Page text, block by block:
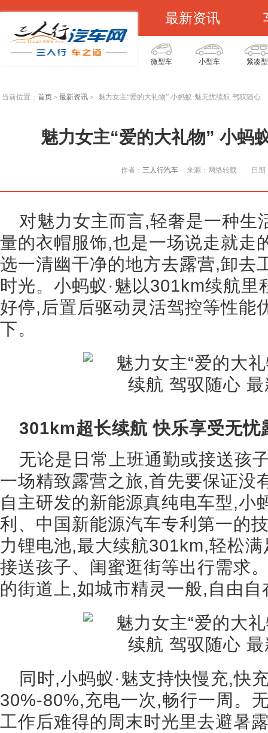
最新资讯
微型车 小型车 紧凑型
当前位置： 首页 > 最新资讯 > 魅力女主“爱的大礼物” 小蚂蚁·魅无忧续航 驾驭随心
魅力女主“爱的大礼物” 小蚂
作者： 三人行汽车 来源：网络转载 日
对魅力女主而言,轻奢是一种生
量的衣帽服饰,也是一场说走就走
选一清幽干净的地方去露营,卸去
时光。小蚂蚁·魅以301km续航
好停,后置后驱动灵活驾控等性能
下。
301km超长续航 快乐享受无忧
无论是日常上班通勤或接送孩
一场精致露营之旅,首先要保证没
自主研发的新能源真纯电车型,小
利、中国新能源汽车专利第一的
力锂电池,最大续航301km,轻松
接送孩子、闺蜜逛街等出行需求
的街道上,如城市精灵一般,自由自
同时,小蚂蚁·魅支持快慢充,快
30%-80%,充电一次,畅行一周。
工作后难得的周末时光里去避暑